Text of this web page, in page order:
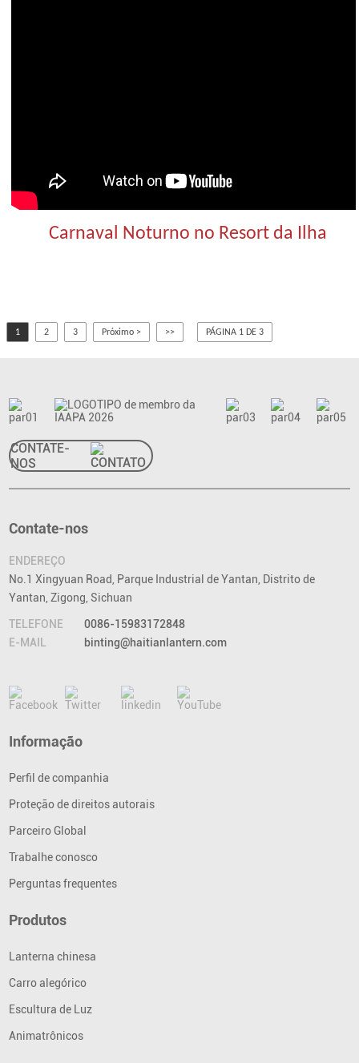
Carnaval Noturno no Resort da Ilha
1 2 3 Próximo > >> PÁGINA 1 DE 3
CONTATE-
NOS
Contate-nos
ENDEREÇO
No.1 Xingyuan Road, Parque Industrial de Yantan, Distrito de
Yantan, Zigong, Sichuan
TELEFONE
0086-15983172848
E-MAIL
binting@haitianlantern.com
Informação
Perfil de companhia
Proteção de direitos autorais
Parceiro Global
Trabalhe conosco
Perguntas frequentes
Produtos
Lanterna chinesa
Carro alegórico
Escultura de Luz
Animatrônicos